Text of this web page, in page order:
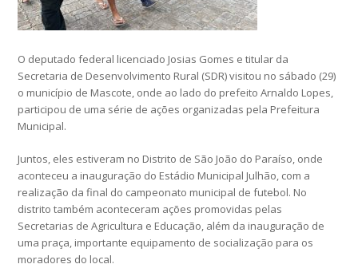
O deputado federal licenciado Josias Gomes e titular da
Secretaria de Desenvolvimento Rural (SDR) visitou no sábado (29)
o município de Mascote, onde ao lado do prefeito Arnaldo Lopes,
participou de uma série de ações organizadas pela Prefeitura
Municipal.
Juntos, eles estiveram no Distrito de São João do Paraíso, onde
aconteceu a inauguração do Estádio Municipal Julhão, com a
realização da final do campeonato municipal de futebol. No
distrito também aconteceram ações promovidas pelas
Secretarias de Agricultura e Educação, além da inauguração de
uma praça, importante equipamento de socialização para os
moradores do local.